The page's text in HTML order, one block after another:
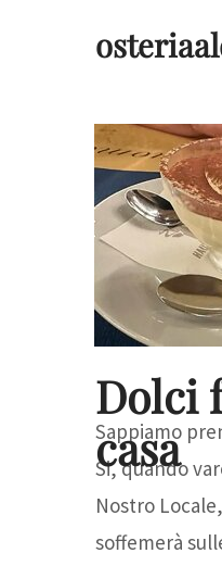
Dolci
casa
Sappiamo
Si, quando
Nostro
soffemerà